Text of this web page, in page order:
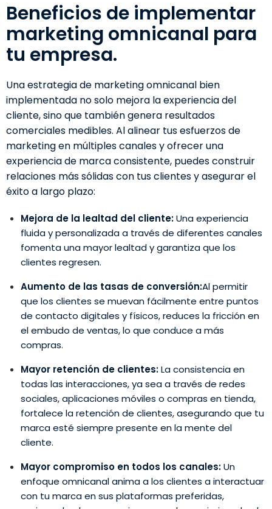
Beneficios de implementar
marketing omnicanal para
tu empresa.
Una estrategia de marketing omnicanal bien
implementada no solo mejora la experiencia del
cliente, sino que también genera resultados
comerciales medibles. Al alinear tus esfuerzos de
marketing en múltiples canales y ofrecer una
experiencia de marca consistente, puedes construir
relaciones más sólidas con tus clientes y asegurar el
éxito a largo plazo:
Mejora de la lealtad del cliente:Una experiencia
fluida y personalizada a través de diferentes canales
fomenta una mayor lealtad y garantiza que los
clientes regresen.
Aumento de las tasas de conversión:Al permitir
que los clientes se muevan fácilmente entre puntos
de contacto digitales y físicos, reduces la fricción en
el embudo de ventas, lo que conduce a más
compras.
Mayor retención de clientes:La consistencia en
todas las interacciones, ya sea a través de redes
sociales, aplicaciones móviles o compras en tienda,
fortalece la retención de clientes, asegurando que tu
marca esté siempre presente en la mente del
cliente.
Mayor compromiso en todos los canales:Un
enfoque omnicanal anima a los clientes a interactuar
con tu marca en sus plataformas preferidas,